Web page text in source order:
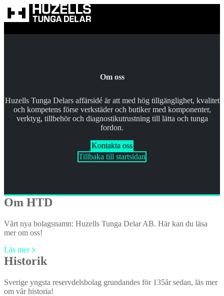
Hoppa till innehållet?
Om oss
Huzells Tunga Delars affärsidé är att med hög tillgänglighet, kvalitet
och kompetens förse verkstäder och butiker med komponenter,
verktyg, tillbehör och diagnostikutrustning till lätta och tunga
fordon.
Kontakta oss
Tillbaka till startsidan
Om HTD
Vårt nya bolagsnamn: Huzells Tunga Delar AB. Här kan du läsa
mer om oss!
Läs mer
Historik
Sverige yngsta reservdelsbolag grundandes för 135år sedan, läs mer
om vår historia!